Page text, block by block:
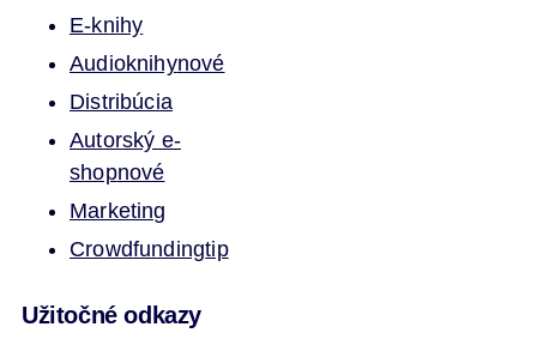
E-knihy
Audioknihynové
Distribúcia
Autorský e-
shopnové
Marketing
Crowdfundingtip
Užitočné odkazy